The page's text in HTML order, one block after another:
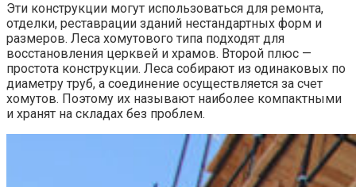
Эти конструкции могут использоваться для ремонта,
отделки, реставрации зданий нестандартных форм и
размеров. Леса хомутового типа подходят для
восстановления церквей и храмов. Второй плюс —
простота конструкции. Леса собирают из одинаковых по
диаметру труб, а соединение осуществляется за счет
хомутов. Поэтому их называют наиболее компактными
и хранят на складах без проблем.